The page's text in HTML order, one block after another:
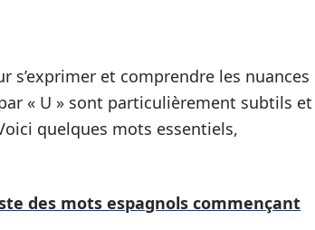
s’exprimer et comprendre les nuances
« U » sont particulièrement subtils et
quelques mots essentiels,
des mots espagnols commençant